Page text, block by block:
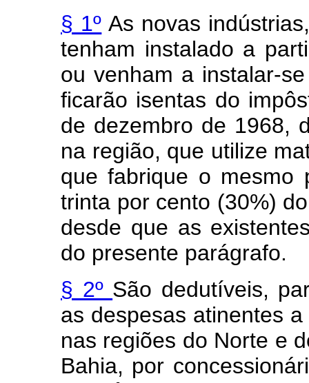
§ 1º As novas
tenham instalado a
ou venham a instalar-
ficarão isentas do
de dezembro de 1968,
na região, que utilize
que fabrique o mesmo
trinta por cento (30%)
desde que as
do presente parágrafo.
§ 2º São dedutíveis,
as despesas atinentes
nas regiões do Norte e
Bahia, por